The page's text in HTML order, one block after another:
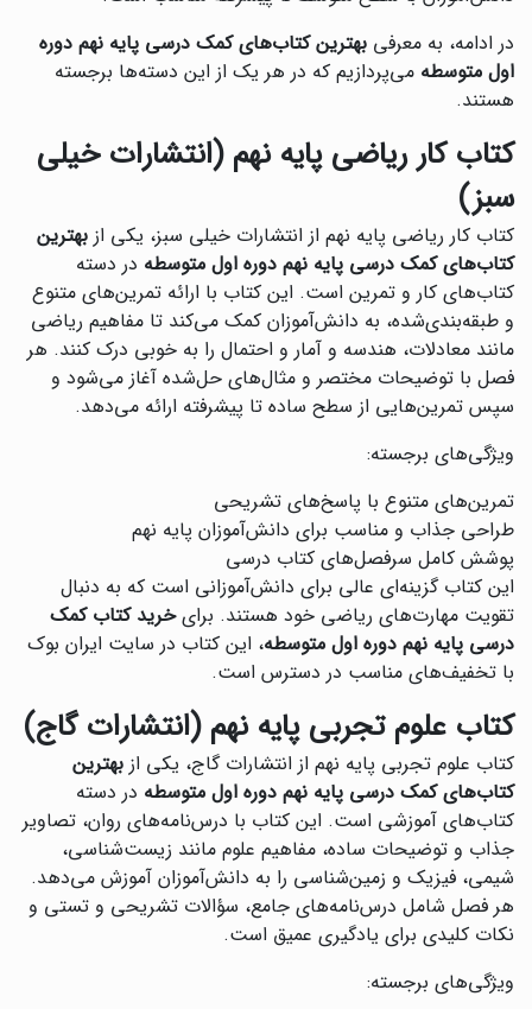
در ادامه، به معرفی بهترین کتاب‌های کمک درسی پایه نهم دوره
اول متوسطه می‌پردازیم که در هر یک از این دسته‌ها برجسته
هستند.
کتاب کار ریاضی پایه نهم (انتشارات خیلی
سبز)
کتاب کار ریاضی پایه نهم از انتشارات خیلی سبز، یکی از بهترین
کتاب‌های کمک درسی پایه نهم دوره اول متوسطه در دسته
کتاب‌های کار و تمرین است. این کتاب با ارائه تمرین‌های متنوع
و طبقه‌بندی‌شده، به دانش‌آموزان کمک می‌کند تا مفاهیم ریاضی
مانند معادلات، هندسه و آمار و احتمال را به خوبی درک کنند. هر
فصل با توضیحات مختصر و مثال‌های حل‌شده آغاز می‌شود و
سپس تمرین‌هایی از سطح ساده تا پیشرفته ارائه می‌دهد.
ویژگی‌های برجسته:
تمرین‌های متنوع با پاسخ‌های تشریحی
طراحی جذاب و مناسب برای دانش‌آموزان پایه نهم
پوشش کامل سرفصل‌های کتاب درسی
این کتاب گزینه‌ای عالی برای دانش‌آموزانی است که به دنبال
تقویت مهارت‌های ریاضی خود هستند. برایخرید کتاب کمک
درسی پایه نهم دوره اول متوسطه، این کتاب در سایت ایران بوک
با تخفیف‌های مناسب در دسترس است.
کتاب علوم تجربی پایه نهم (انتشارات گاج)
کتاب علوم تجربی پایه نهم از انتشارات گاج، یکی از بهترین
کتاب‌های کمک درسی پایه نهم دوره اول متوسطه در دسته
کتاب‌های آموزشی است. این کتاب با درس‌نامه‌های روان، تصاویر
جذاب و توضیحات ساده، مفاهیم علوم مانند زیست‌شناسی،
شیمی، فیزیک و زمین‌شناسی را به دانش‌آموزان آموزش می‌دهد.
هر فصل شامل درس‌نامه‌های جامع، سؤالات تشریحی و تستی و
نکات کلیدی برای یادگیری عمیق است.
ویژگی‌های برجسته: